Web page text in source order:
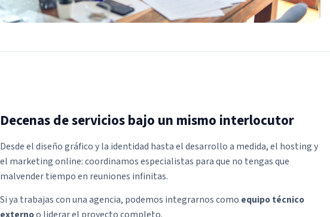
Decenas de servicios bajo un mismo interlocutor
Desde el diseño gráfico y la identidad hasta el desarrollo a medida, el hosting y
el marketing online: coordinamos especialistas para que no tengas que
malvender tiempo en reuniones infinitas.
Si ya trabajas con una agencia, podemos integrarnos como equipo técnico
externoo liderar el proyecto completo.